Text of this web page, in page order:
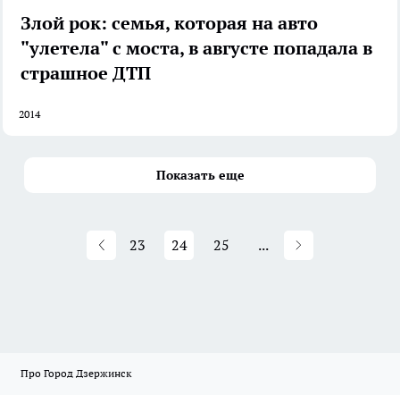
Злой рок: семья, которая на авто
"улетела" с моста, в августе попадала в
страшное ДТП
2014
Показать еще
23 24 25 ...
Про Город Дзержинск